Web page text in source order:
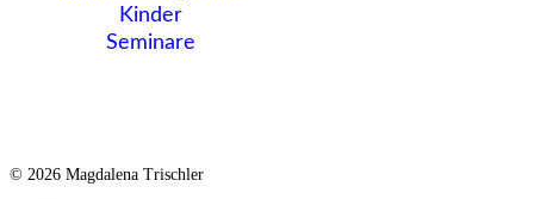
Kinder
Seminare
© 2026 Magdalena Trischler